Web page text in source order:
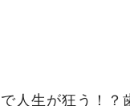
人生が狂う！